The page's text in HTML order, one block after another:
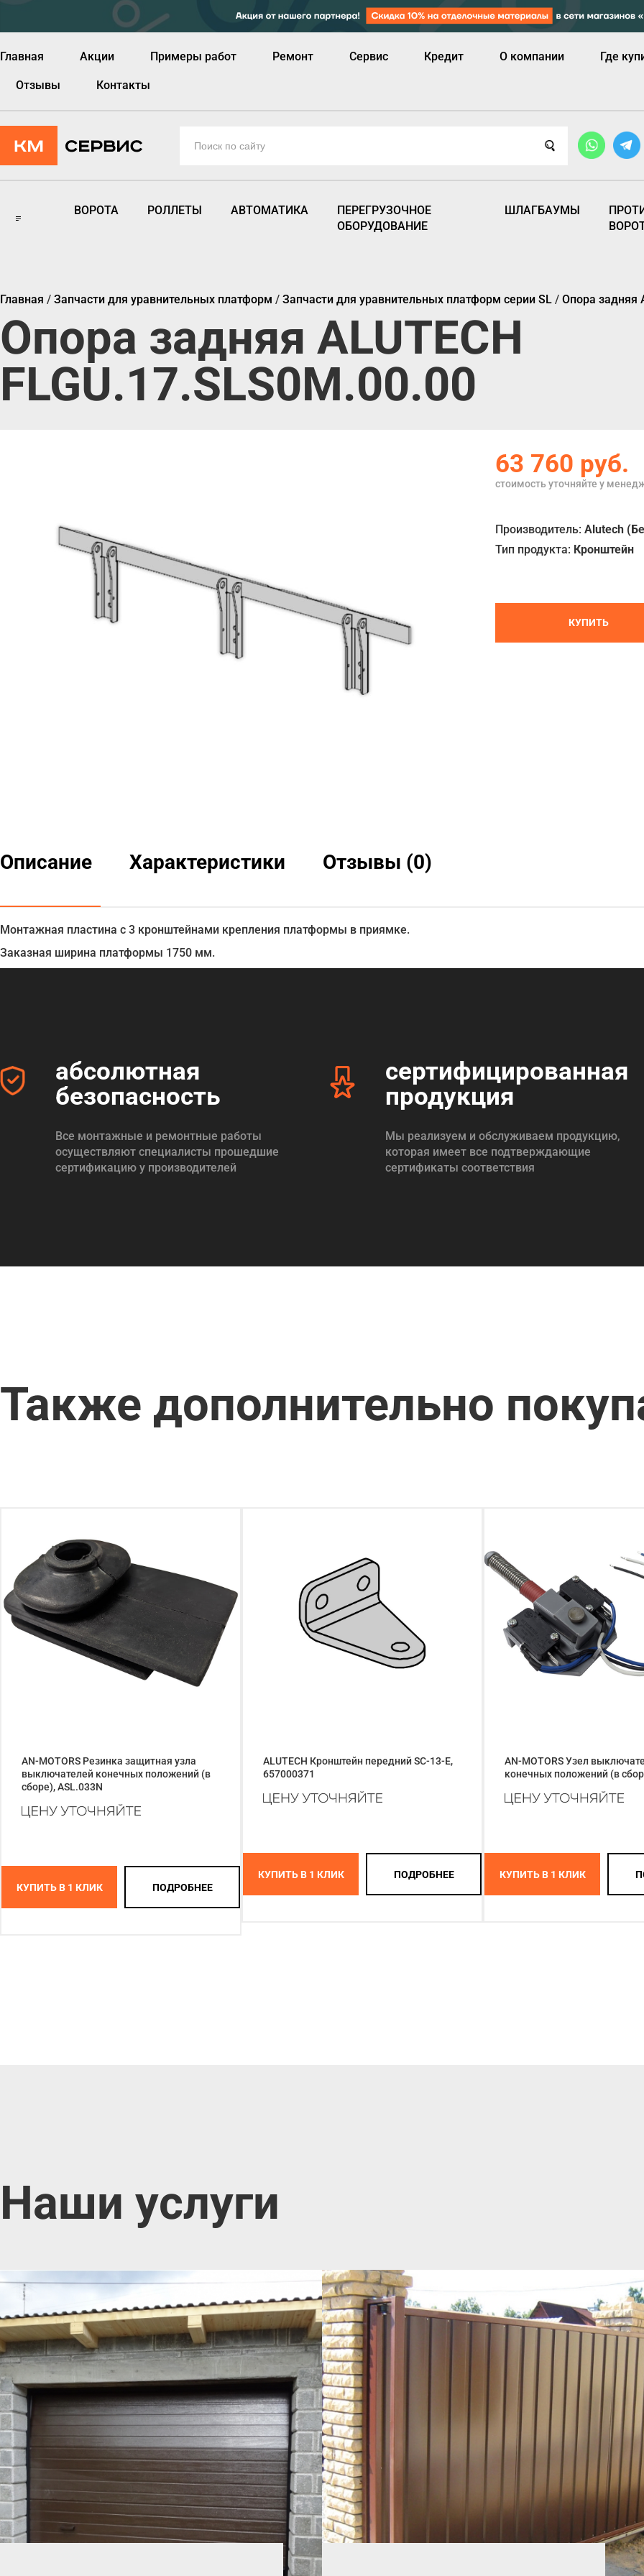
Главная Акции Примеры работ Ремонт Сервис Кредит О компании Где
Отзывы Контакты
ВОРОТА РОЛЛЕТЫ АВТОМАТИКА
ПЕРЕГРУЗОЧНОЕ
ОБОРУДОВАНИЕ
ШЛАГБАУМЫ
Главная / Запчасти для уравнительных платформ / Запчасти для уравнительных платформ серии SL / Опора задняя
Опора задняя ALUTECH
FLGU.17.SLS0M.00.00
63 760 руб.
стоимость уточняйте у
Производитель:Alutech
Тип продукта: Кронштейн
КУПИТЬ
Описание Характеристики Отзывы (0)
Монтажная пластина с 3 кронштейнами крепления платформы в приямке.
Заказная ширина платформы 1750 мм.
абсолютная
безопасность
Все монтажные и ремонтные работы
осуществляют специалисты прошедшие
сертификацию у производителей
сертифицированная
продукция
Мы реализуем и обслуживаем продукцию,
которая имеет все подтверждающие
сертификаты соответствия
Также дополнительно
AN-MOTORS Резинка защитная узла
выключателей конечных положений (в
сборе), ASL.033N
КУПИТЬ В 1 КЛИК ПОДРОБНЕЕ
ALUTECH Кронштейн передний SC-13-E,
657000371
КУПИТЬ В 1 КЛИК ПОДРОБНЕЕ
AN-MOTORS Узел
конечных положений (в
КУПИТЬ В 1 КЛИК
Наши услуги